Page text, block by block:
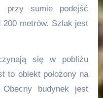
przy sumie podejść
200 metrów. Szlak jest
się w pobliżu
to obiekt położony na
budynek jest